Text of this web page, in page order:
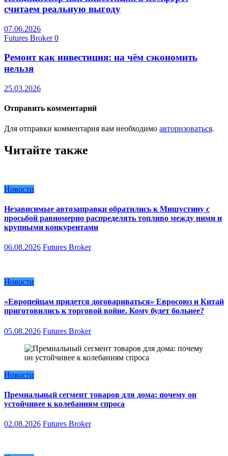
считаем реальную выгоду
07.06.2026
Futures Broker0
Ремонт как инвестиция: на чём сэкономить
нельзя
25.03.2026
Отправить комментарий
Для отправки комментария вам необходимо авторизоваться.
Читайте также
Новости
Независимые автозаправки обратились к Мишустину с
просьбой равномерно распределять топливо между ними и
крупными конкурентами
06.08.2026 Futures Broker
Новости
«Европейцам придется договариваться» Евросоюз и Китай
приготовились к торговой войне. Кому будет больнее?
05.08.2026 Futures Broker
Новости
Премиальный сегмент товаров для дома: почему он
устойчивее к колебаниям спроса
02.08.2026 Futures Broker